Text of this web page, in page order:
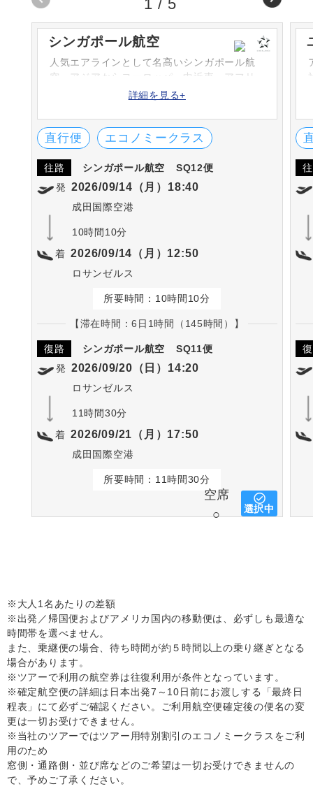
シンガポール航空
人気エアラインとして名高いシンガポール航
空。アジアからヨーロッパ、中近東、アフリ
カ、北米、南太平洋など幅広いネットワーク
などのサービスで世界の人々に愛されていま
す。
詳細を見る+
直行便 エコノミークラス
往路 シンガポール航空
SQ12便
発 2026/09/14（月）18:40
成田国際空港
10時間10分
着 2026/09/14（月）12:50
ロサンゼルス
所要時間：10時間10分
【滞在時間：6日1時間（145時間）】
復路 シンガポール航空
SQ11便
発 2026/09/20（日）14:20
ロサンゼルス
11時間30分
着 2026/09/21（月）17:50
成田国際空港
所要時間：11時間30分
空席
○
選択中
1 / 5
※大人1名あたりの差額
※出発／帰国便およびアメリカ国内の移動便は、必ずしも最適な
時間帯を選べません。
また、乗継便の場合、待ち時間が約５時間以上の乗り継ぎとなる
場合があります。
※ツアーで利用の航空券は往復利用が条件となっています。
※確定航空便の詳細は日本出発7～10日前にお渡しする「最終日
程表」にて必ずご確認ください。ご利用航空便確定後の便名の変
更は一切お受けできません。
※当社のツアーではツアー用特別割引のエコノミークラスをご利
用のため
窓側・通路側・並び席などのご希望は一切お受けできませんの
で、予めご了承ください。